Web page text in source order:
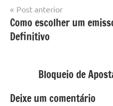
Navegação
de
Post
Post anterior
Como escolher um
Definitivo
Bloqueio de
Deixe um comentário